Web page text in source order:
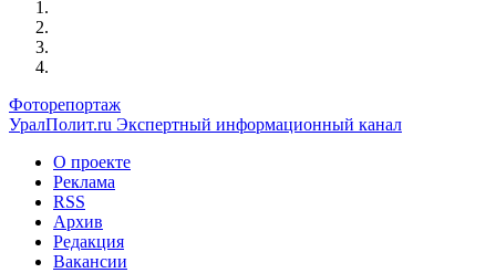
Фоторепортаж
УралПолит.ru Экспертный информационный канал
О проекте
Реклама
RSS
Архив
Редакция
Вакансии